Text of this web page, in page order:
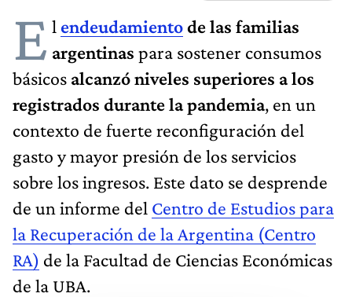
E l endeudamientode las familias
argentinas para sostener consumos
básicos alcanzó niveles superiores a los
registrados durante la pandemia, en un
contexto de fuerte reconfiguración del
gasto y mayor presión de los servicios
sobre los ingresos. Este dato se desprende
de un informe del Centro de Estudios para
la Recuperación de la Argentina (Centro
RA) de la Facultad de Ciencias Económicas
de la UBA.